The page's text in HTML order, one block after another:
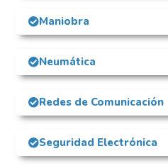
Maniobra
Neumática
Redes de Comunicación
Seguridad Electrónica